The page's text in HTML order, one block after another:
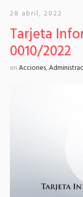
28 abril, 2022
Tarjeta
0010/2022
enAcciones,